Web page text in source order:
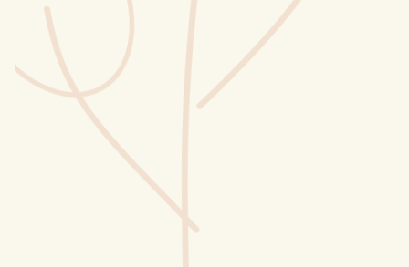
Selber machen
Glossar